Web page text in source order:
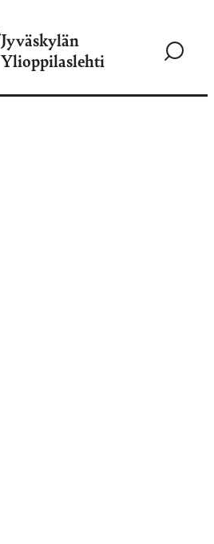
Jyväskylän
Ylioppilaslehti
Siirry